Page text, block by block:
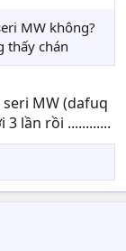
MW không?
thấy chán
MW (dafuq
3 lần rồi ............